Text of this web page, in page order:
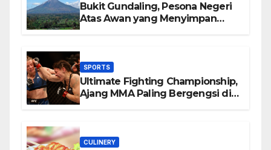
Bukit Gundaling, Pesona Negeri
Atas Awan yang Menyimpan
SPORTS
Ultimate Fighting Championship,
Ajang MMA Paling Bergengsi di
CULINERY